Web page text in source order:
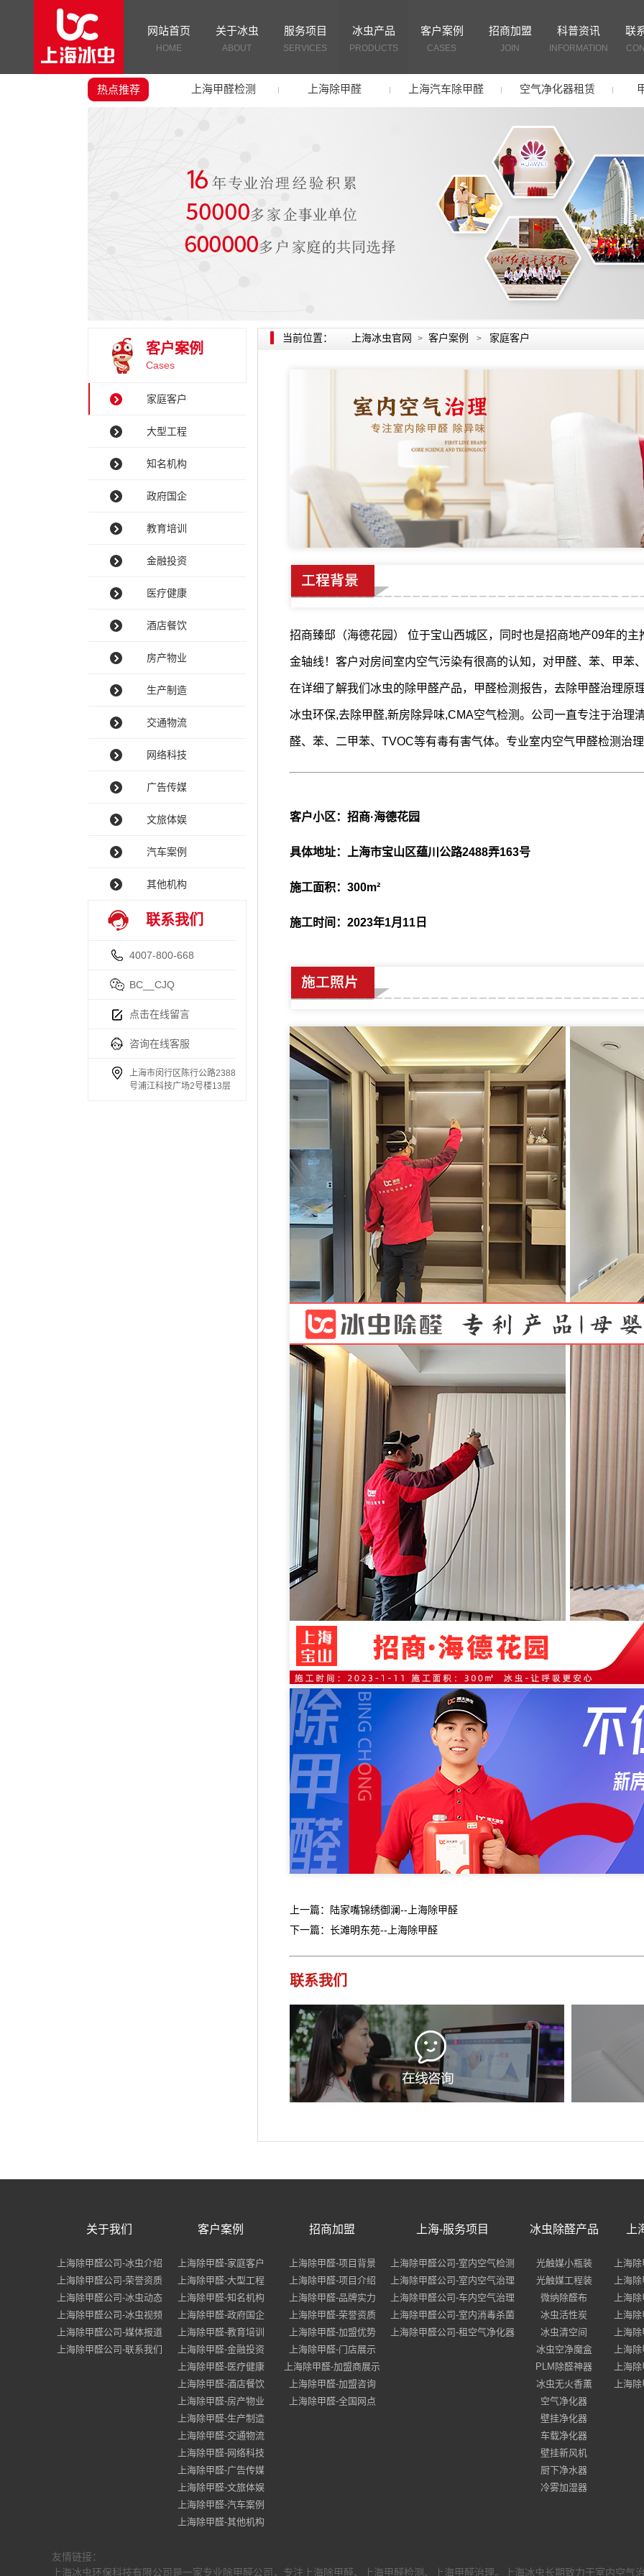
网站首页
HOME
关于冰虫
ABOUT
服务项目
SERVICES
冰虫产品
PRODUCTS
客户案例
CASES
招商加盟
JOIN
科普资讯
INFORMATION
联
热点推荐 上海甲醛检测 上海除甲醛 上海汽车除甲醛 空气净化器租赁
客户案例
Cases
家庭客户
大型工程
知名机构
政府国企
教育培训
金融投资
医疗健康
酒店餐饮
房产物业
生产制造
交通物流
网络科技
广告传媒
文旅体娱
汽车案例
其他机构
联系我们
4007-800-668
BC__CJQ
点击在线留言
咨询在线客服
上海市闵行区陈行公路2388
号浦江科技广场2号楼13层
当前位置： 上海冰虫官网 > 客户案例 > 家庭客户
招商臻邸（海德花园） 位于宝山西城区，同时也是招商地产09年的
金轴线！客户对房间室内空气污染有很高的认知，对甲醛、苯、甲苯
在详细了解我们冰虫的除甲醛产品，甲醛检测报告， 去除甲醛治理原
冰虫环保,去除甲醛,新房除异味,CMA空气检测。公司一直专注于治理
醛、苯、二甲苯、TVOC等有毒有害气体。专业室内空气甲醛检测治
客户小区：招商·海德花园
具体地址：上海市宝山区蕴川公路2488弄163号
施工面积：300m²
施工时间：2023年1月11日
上一篇：陆家嘴锦绣御澜--上海除甲醛
下一篇：长滩明东苑--上海除甲醛
联系我们
关于我们
上海除甲醛公司-冰虫介绍
上海除甲醛公司-荣誉资质
上海除甲醛公司-冰虫动态
上海除甲醛公司-冰虫视频
上海除甲醛公司-媒体报道
上海除甲醛公司-联系我们
客户案例
上海除甲醛-家庭客户
上海除甲醛-大型工程
上海除甲醛-知名机构
上海除甲醛-政府国企
上海除甲醛-教育培训
上海除甲醛-金融投资
上海除甲醛-医疗健康
上海除甲醛-酒店餐饮
上海除甲醛-房产物业
上海除甲醛-生产制造
上海除甲醛-交通物流
上海除甲醛-网络科技
上海除甲醛-广告传媒
上海除甲醛-文旅体娱
上海除甲醛-汽车案例
上海除甲醛-其他机构
招商加盟
上海除甲醛-项目背景
上海除甲醛-项目介绍
上海除甲醛-品牌实力
上海除甲醛-荣誉资质
上海除甲醛-加盟优势
上海除甲醛-门店展示
上海除甲醛-加盟商展示
上海除甲醛-加盟咨询
上海除甲醛-全国网点
上海-服务项目
上海除甲醛公司-室内空气检测
上海除甲醛公司-室内空气治理
上海除甲醛公司-车内空气治理
上海除甲醛公司-室内消毒杀菌
上海除甲醛公司-租空气净化器
冰虫除醛产品
光触媒小瓶装
光触媒工程装
微纳除醛布
冰虫活性炭
冰虫清空间
冰虫空净魔盒
PLM除醛神器
冰虫无火香薰
空气净化器
壁挂净化器
车载净化器
壁挂新风机
厨下净水器
冷雾加湿器
上海
上海
上海
上海
上海
上海
上海
上海
友情链接：
上海冰虫环保科技有限公司是一家专业除甲醛公司，专注上海除甲醛、上海甲醛检测、上海甲醛治理。上海冰虫长期致力于室内空